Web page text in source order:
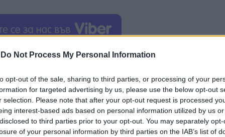
Do Not Process My Personal Information
opt-out of the sale, sharing to third parties, or processing of your
for targeted advertising by us, please use the below opt-out
selection. Please note that after your opt-out request is processed
interest-based ads based on personal information utilized by us
to third parties prior to your opt-out. You may separately
of your personal information by third parties on the IAB’s list of
декември 2023 г. са постъпили плащания в
нови кредита на стойност 19 445 211 лв.
по 21 схеми за краткосрочно подпомагане, от
са разплатени общо 22 507 094 лв.